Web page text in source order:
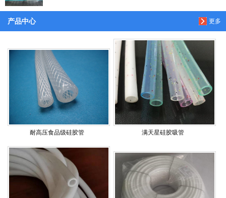
更多
产品中心
耐高压食品级硅胶管 满天星硅胶吸管